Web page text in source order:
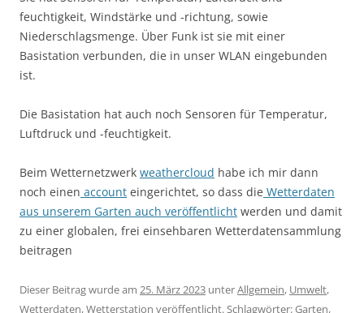
feuchtigkeit, Windstärke und -richtung, sowie
Niederschlagsmenge. Über Funk ist sie mit einer
Basistation verbunden, die in unser WLAN eingebunden
ist.
Die Basistation hat auch noch Sensoren für Temperatur,
Luftdruck und -feuchtigkeit.
Beim Wetternetzwerk weathercloud habe ich mir dann
noch einen account eingerichtet, so dass die Wetterdaten
aus unserem Garten auch veröffentlicht werden und damit
zu einer globalen, frei einsehbaren Wetterdatensammlung
beitragen
Dieser Beitrag wurde am 25. März 2023 unterAllgemein, Umwelt,
Wetterdaten,Wetterstation veröffentlicht. Schlagwörter:Garten,